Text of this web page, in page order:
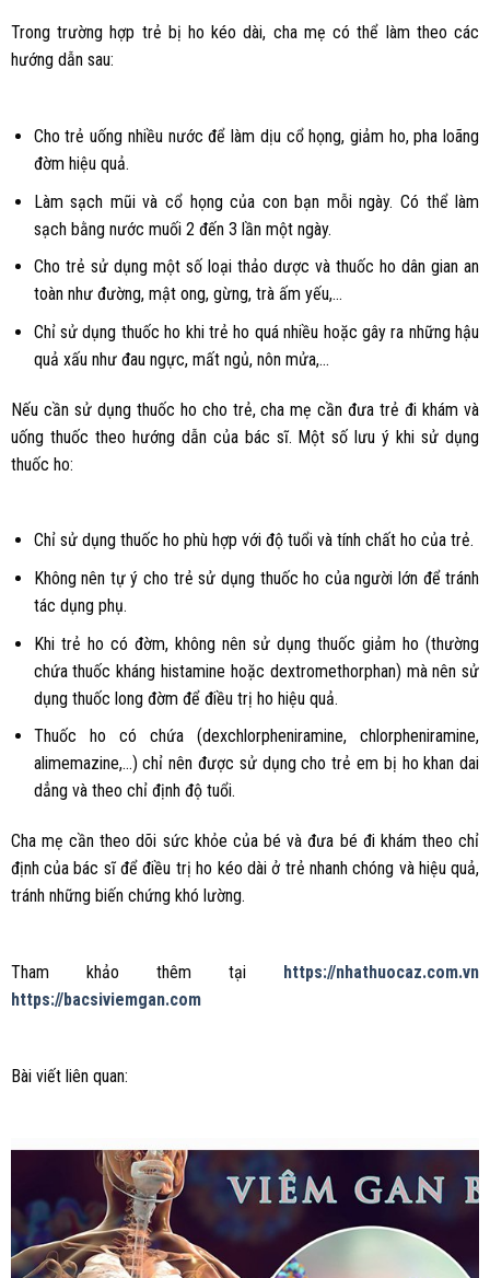
Trong trường hợp trẻ bị ho kéo dài, cha mẹ có thể làm theo các
hướng dẫn sau:
Cho trẻ uống nhiều nước để làm dịu cổ họng, giảm ho, pha loãng
đờm hiệu quả.
Làm sạch mũi và cổ họng của con bạn mỗi ngày. Có thể làm
sạch bằng nước muối 2 đến 3 lần một ngày.
Cho trẻ sử dụng một số loại thảo dược và thuốc ho dân gian an
toàn như đường, mật ong, gừng, trà ấm yếu,…
Chỉ sử dụng thuốc ho khi trẻ ho quá nhiều hoặc gây ra những hậu
quả xấu như đau ngực, mất ngủ, nôn mửa,…
Nếu cần sử dụng thuốc ho cho trẻ, cha mẹ cần đưa trẻ đi khám và
uống thuốc theo hướng dẫn của bác sĩ. Một số lưu ý khi sử dụng
thuốc ho:
Chỉ sử dụng thuốc ho phù hợp với độ tuổi và tính chất ho của trẻ.
Không nên tự ý cho trẻ sử dụng thuốc ho của người lớn để tránh
tác dụng phụ.
Khi trẻ ho có đờm, không nên sử dụng thuốc giảm ho (thường
chứa thuốc kháng histamine hoặc dextromethorphan) mà nên sử
dụng thuốc long đờm để điều trị ho hiệu quả.
Thuốc ho có chứa (dexchlorpheniramine, chlorpheniramine,
alimemazine,…) chỉ nên được sử dụng cho trẻ em bị ho khan dai
dẳng và theo chỉ định độ tuổi.
Cha mẹ cần theo dõi sức khỏe của bé và đưa bé đi khám theo chỉ
định của bác sĩ để điều trị ho kéo dài ở trẻ nhanh chóng và hiệu quả,
tránh những biến chứng khó lường.
Tham khảo thêm tại https://nhathuocaz.com.vn
https://bacsiviemgan.com
Bài viết liên quan: